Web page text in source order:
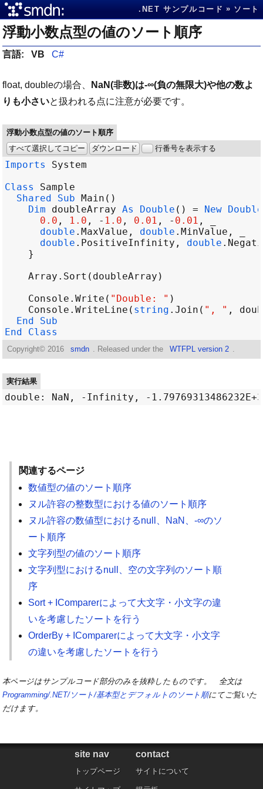
.NET サンプルコード ソート
浮動小数点型の値のソート順序
言語: VB C#
float, doubleの場合、
NaN(非数)は-∞(負の無限大)や他の数よ
りも小さいと扱われる点に注意が必要です。
浮動小数点型の値のソート順序
すべて選択してコピー
ダウンロード 行番号を表示する
Imports
System
Class
Sample
Shared
Sub Main
Dim
doubleArray As Double () = New Double
0.0 , 1.0 , - 1.0 , 0.01 , - 0.01
double . MaxValue , double . MinValue
double . PositiveInfinity , double .
Array . Sort ( doubleArray
Console . Write ( "Double: "
Console . WriteLine ( string . Join ( ", " ,
End
Sub
End
Class
Copyright© 2016 smdn . Released under the WTFPL version 2
実行結果
関連するページ
数値型の値のソート順序
ヌル許容の整数型における値のソート順序
ヌル許容の数値型におけるnull、NaN、-∞のソ
ート順序
文字列型の値のソート順序
文字列型におけるnull、空の文字列のソート順
序
Sort + IComparerによって大文字・小文字の違
いを考慮したソートを行う
OrderBy + IComparerによって大文字・小文字
の違いを考慮したソートを行う
本ページはサンプルコード部分のみを抜粋したものです。 全文は
Programming/.NET/ソート/基本型とデフォルトのソート順にてご覧いた
だけます。
site nav
トップページ
contact
サイトについて